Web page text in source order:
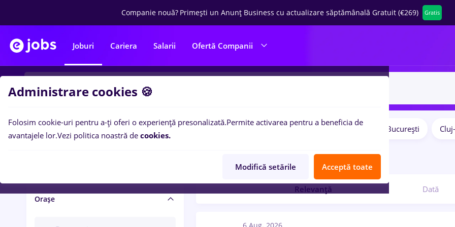
Companie nouă? Primești un Anunț Business cu actualizare săptămânală Gratuit (€269) Gratis
Joburi Cariera Salarii Ofertă Companii
Salariu și beneficii
Orașe
București
locuri de munca
Relevanță Dată
Administrare cookies 🍪
Folosim cookie-uri pentru a-ți oferi o experiență presonalizată.Permite activarea pentru a beneficia de
avantajele lor.Vezi politica noastră de cookies.
Modifică setările Acceptă toate